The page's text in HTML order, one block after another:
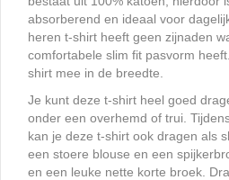
absorberend en ideaal voor
heren t-shirt heeft geen zijnaden
comfortabele slim fit pasvorm
shirt mee in de breedte.
Je kunt deze t-shirt heel goed
onder een overhemd of trui.
kan je deze t-shirt ook dragen als
een stoere blouse en een
en een leuke nette korte broek.